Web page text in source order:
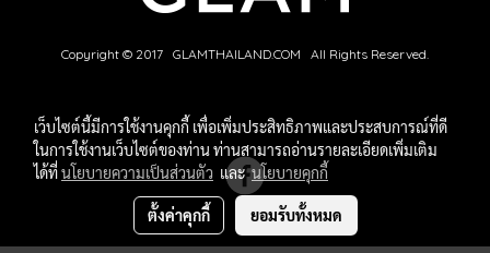
Copyright © 2017 GLAMTHAILAND.COM All Rights Reserved.
เว็บไซต์นี้มีการใช้งานคุกกี้ เพื่อเพิ่มประสิทธิภาพและประสบการณ์ที่ดี
ในการใช้งานเว็บไซต์ของท่าน ท่านสามารถอ่านรายละเอียดเพิ่มเติม
ได้ที่นโยบายความเป็นส่วนตัว และนโยบายคุกกี้
ตั้งค่าคุกกี้ ยอมรับทั้งหมด